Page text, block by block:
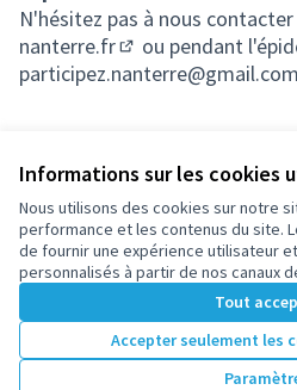
Informations sur les cookies
Nous utilisons des cookies sur notre
performance et les contenus du site.
de fournir une expérience utilisateur
personnalisés à partir de nos canaux
Tout
Accepter seulement les
N'hésitez pas à nous contacter
nanterre.fr
(S'ouvre dans un
ou pendant
participez.nanterre@gmail.com
Conditions d'utilisation
Paramètres des cookies
participez.nanterre.fr sur X
(Lien externe)
participez.nanterre.fr sur
participez.nanterre.fr sur
participez.nanterre.fr
(Lien externe)
(Lien externe)